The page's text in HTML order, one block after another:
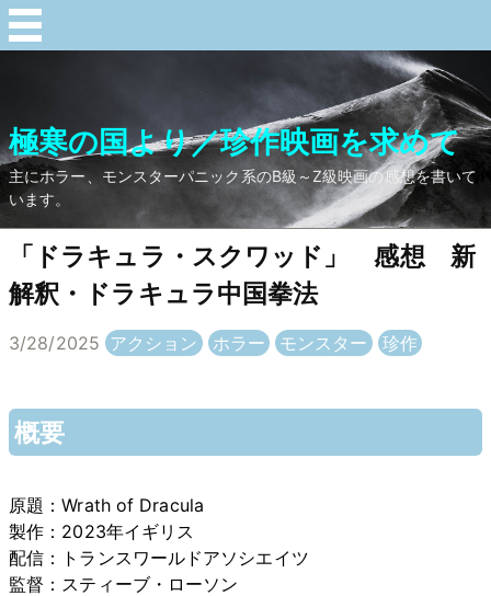
極寒の国より／珍作映画を求めて
主にホラー、モンスターパニック系のB級～Z級映画の感想を書いて
います。
「ドラキュラ・スクワッド」 感想 新
解釈・ドラキュラ中国拳法
3/28/2025 アクション ホラー モンスター 珍作
概要
原題：Wrath of Dracula
製作：2023年イギリス
配信：トランスワールドアソシエイツ
監督：スティーブ・ローソン